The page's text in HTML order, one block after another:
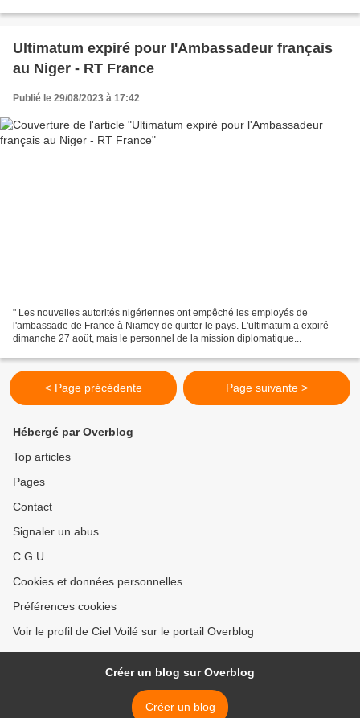
Ultimatum expiré pour l'Ambassadeur français
au Niger - RT France
Publié le 29/08/2023 à 17:42
" Les nouvelles autorités nigériennes ont empêché les employés de
l'ambassade de France à Niamey de quitter le pays. L'ultimatum a expiré
dimanche 27 août, mais le personnel de la mission diplomatique...
< Page précédente Page suivante >
Hébergé par Overblog
Top articles
Pages
Contact
Signaler un abus
C.G.U.
Cookies et données personnelles
Préférences cookies
Voir le profil de Ciel Voilé sur le portail Overblog
Créer un blog sur Overblog
Créer un blog